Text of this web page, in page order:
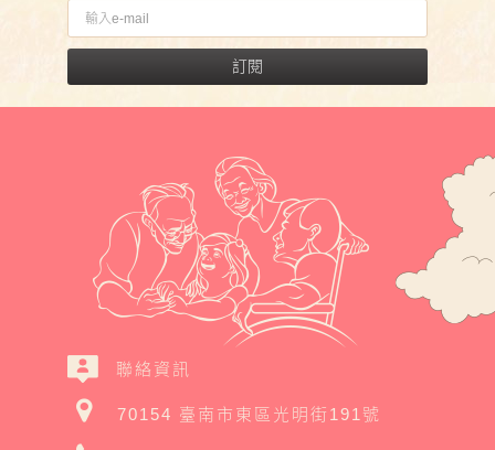
訂閱
聯絡資訊
70154 臺南市東區光明街191號